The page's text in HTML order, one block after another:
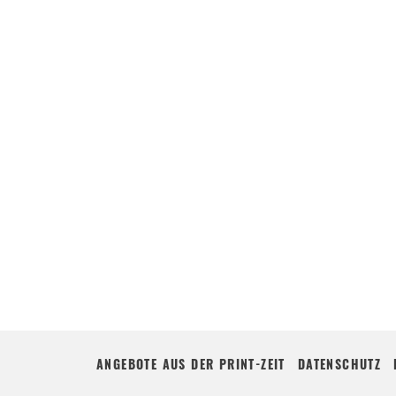
ANGEBOTE AUS DER PRINT-ZEIT DATENSCHUTZ